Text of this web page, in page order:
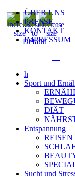
ÜBER UNS
PRESSE
KONTAKT
IMPRESSUM
h
Sport und
DIÄT
Entspannung
REISEN
Sucht und